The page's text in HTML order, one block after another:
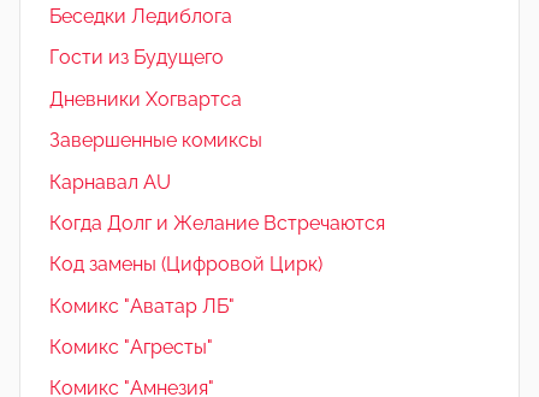
Беседки Ледиблога
Гости из Будущего
Дневники Хогвартса
Завершенные комиксы
Карнавал AU
Когда Долг и Желание Встречаются
Код замены (Цифровой Цирк)
Комикс "Аватар ЛБ"
Комикс "Агресты"
Комикс "Амнезия"